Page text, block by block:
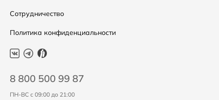
Сотрудничество
Политика конфиденциальности
8 800 500 99 87
ПН-ВС с 09:00 до 21:00